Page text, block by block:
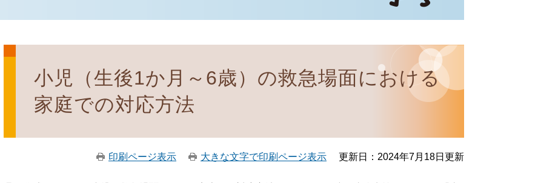
小児（生後1か月～6歳）の救急場面における
家庭での対応方法
印刷ページ表示 大きな文字で印刷ページ表示 更新日：2024年7月18日更新